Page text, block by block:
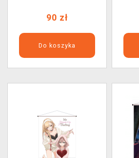
90 zł
Do koszyka